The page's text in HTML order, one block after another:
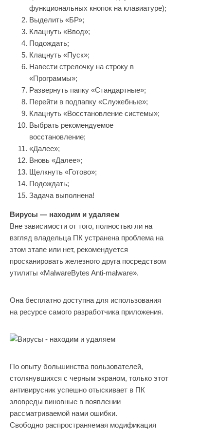
функциональных кнопок на клавиатуре);
Выделить «БР»;
Клацнуть «Ввод»;
Подождать;
Клацнуть «Пуск»;
Навести стрелочку на строку в
«Программы»;
Развернуть папку «Стандартные»;
Перейти в подпапку «Служебные»;
Клацнуть «Восстановление системы»;
Выбрать рекомендуемое
восстановление;
«Далее»;
Вновь «Далее»;
Щелкнуть «Готово»;
Подождать;
Задача выполнена!
Вирусы — находим и удаляем
Вне зависимости от того, полностью ли на
взгляд владельца ПК устранена проблема на
этом этапе или нет, рекомендуется
просканировать железного друга посредством
утилиты «MalwareBytes Anti-malware».
Она бесплатно доступна для использования
на ресурсе самого разработчика приложения.
По опыту большинства пользователей,
столкнувшихся с черным экраном, только этот
антивирусник успешно отыскивает в ПК
зловреды виновные в появлении
рассматриваемой нами ошибки.
Свободно распространяемая модификация